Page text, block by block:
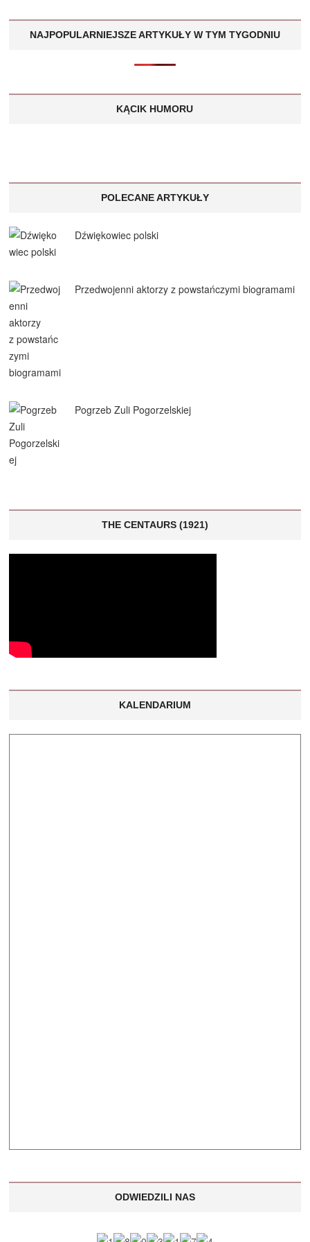
NAJPOPULARNIEJSZE ARTYKUŁY W TYM TYGODNIU
KĄCIK HUMORU
POLECANE ARTYKUŁY
Dźwiękowiec polski
Przedwojenni aktorzy z powstańczymi biogramami
Pogrzeb Zuli Pogorzelskiej
THE CENTAURS (1921)
KALENDARIUM
ODWIEDZILI NAS